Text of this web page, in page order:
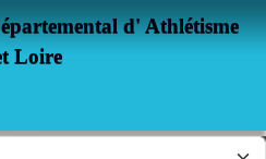
d' Athlétisme
Loire